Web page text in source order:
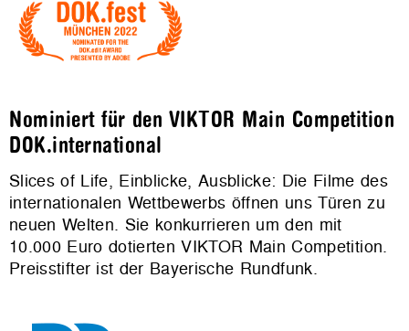
Nominiert für den VIKTOR Main Competition
DOK.international
Slices of Life, Einblicke, Ausblicke: Die Filme des
internationalen Wettbewerbs öffnen uns Türen zu
neuen Welten. Sie konkurrieren um den mit
10.000 Euro dotierten VIKTOR Main Competition.
Preisstifter ist der Bayerische Rundfunk.